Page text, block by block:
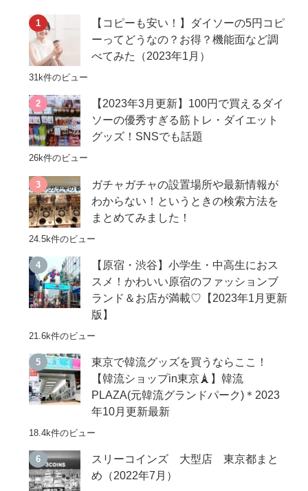
【コピーも安い！】ダイソーの5円コピ
ーってどうなの？お得？機能面など調
べてみた（2023年1月）
31k件のビュー
【2023年3月更新】100円で買えるダイ
ソーの優秀すぎる筋トレ・ダイエット
グッズ！SNSでも話題
26k件のビュー
ガチャガチャの設置場所や最新情報が
わからない！というときの検索方法を
まとめてみました！
24.5k件のビュー
【原宿・渋谷】小学生・中高生におス
スメ！かわいい原宿のファッションブ
ランド＆お店が満載♡【2023年1月更新
版】
21.6k件のビュー
東京で韓流グッズを買うならここ！
【韓流ショップin東京🗼】韓流
PLAZA(元韓流グランドパーク)＊2023
年10月更新最新
18.4k件のビュー
スリーコインズ 大型店 東京都まと
め（2022年7月）